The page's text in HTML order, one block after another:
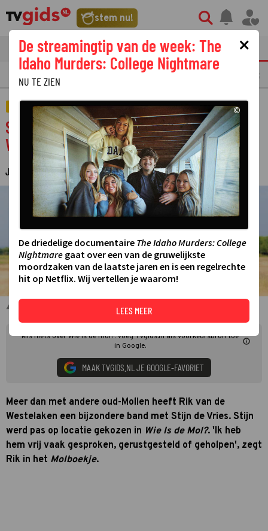
stem nu!
tvgids streaming nieuws
OPMERKELIJKE TV FRAGMENTEN
TELEVISIE
Stijn de Vries stal het hart van Rik van de
Westelaken bij Wie Is de Mol?
JUDITH REGELING ·11 APRIL 2026 21:35
Rik van de Westelaken voor Wie Is de Mol?
Mis niets over Wie is de mol?. Voeg TVgids.nl als voorkeursbron toe
in Google.
MAAK TVGIDS.NL JE GOOGLE-FAVORIET
Meer dan met andere oud-Mollen heeft Rik van de
Westelaken een bijzondere band met Stijn de Vries. Stijn
werd pas op locatie gekozen in Wie Is de Mol?. 'Ik heb
hem vrij vaak gesproken, gerustgesteld of geholpen', zegt
Rik in het Molboekje.
×
De streamingtip van de week: The
Idaho Murders: College Nightmare
NU TE ZIEN
©
De driedelige documentaire The Idaho Murders: College
Nightmare gaat over een van de gruwelijkste
moordzaken van de laatste jaren en is een regelrechte
hit op Netflix. Wij vertellen je waarom!
LEES MEER